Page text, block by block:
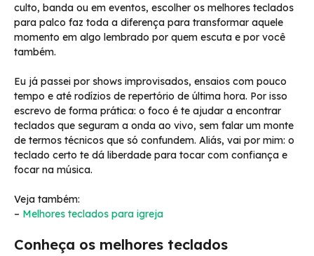
culto, banda ou em eventos, escolher os melhores teclados
para palco faz toda a diferença para transformar aquele
momento em algo lembrado por quem escuta e por você
também.
Eu já passei por shows improvisados, ensaios com pouco
tempo e até rodízios de repertório de última hora. Por isso
escrevo de forma prática: o foco é te ajudar a encontrar
teclados que seguram a onda ao vivo, sem falar um monte
de termos técnicos que só confundem. Aliás, vai por mim: o
teclado certo te dá liberdade para tocar com confiança e
focar na música.
Veja também:
– Melhores teclados para igreja
Conheça os melhores teclados